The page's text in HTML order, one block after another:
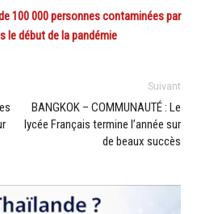
100 000 personnes contaminées par
le début de la pandémie
Suivant
BANGKOK – COMMUNAUTÉ : Le
lycée Français termine l’année sur
de beaux succès